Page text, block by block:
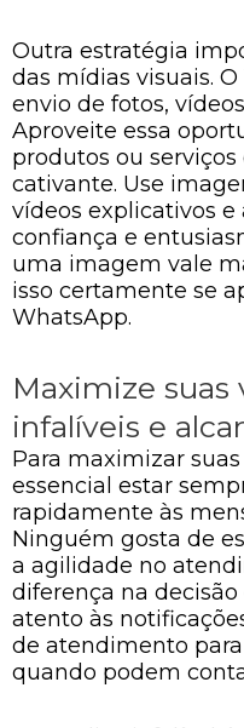
Outra estratégia
das mídias visuais.
envio de fotos,
Aproveite essa
produtos ou
cativante. Use
vídeos explicativos
confiança e
uma imagem vale
isso certamente se
WhatsApp.
Maximize suas
infalíveis e
Para maximizar
essencial estar
rapidamente às
Ninguém gosta de
a agilidade no
diferença na
atento às
de atendimento
quando podem